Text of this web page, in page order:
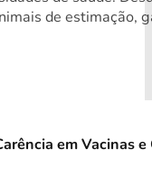
de
em Vacinas